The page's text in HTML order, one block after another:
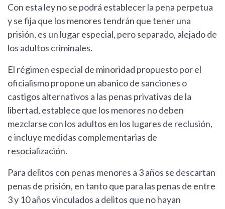
Con esta ley no se podrá establecer la pena perpetua
y se fija que los menores tendrán que tener una
prisión, es un lugar especial, pero separado, alejado de
los adultos criminales.
El régimen especial de minoridad propuesto por el
oficialismo propone un abanico de sanciones o
castigos alternativos a las penas privativas de la
libertad, establece que los menores no deben
mezclarse con los adultos en los lugares de reclusión,
e incluye medidas complementarias de
resocialización.
Para delitos con penas menores a 3 años se descartan
penas de prisión, en tanto que para las penas de entre
3 y 10 años vinculados a delitos que no hayan